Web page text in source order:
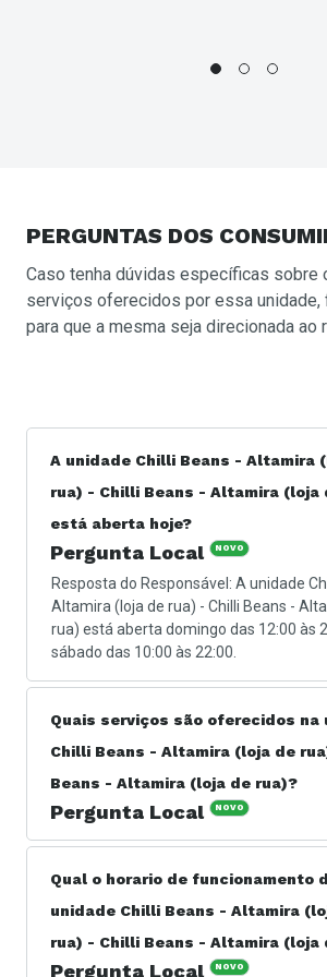
PERGUNTAS DOS
Caso tenha dúvidas específicas sobre
serviços oferecidos por essa unidade,
para que a mesma seja direcionada ao
A unidade Chilli Beans - Altamira
rua) - Chilli Beans - Altamira (loja
está aberta hoje?
Pergunta Local NOVO
Resposta do Responsável: A unidade
Altamira (loja de rua) - Chilli Beans -
rua) está aberta domingo das 12:00 às
sábado das 10:00 às 22:00.
Quais serviços são oferecidos na
Chilli Beans - Altamira (loja de
Beans - Altamira (loja de rua)?
Pergunta Local NOVO
Resposta do Responsável: Os serviços
especializada em óculos e acessórios
Latina, com mais de 800 pontos de
pelo mundo.
Qual o horario de funcionamento
unidade Chilli Beans - Altamira
rua) - Chilli Beans - Altamira (loja
Pergunta Local NOVO